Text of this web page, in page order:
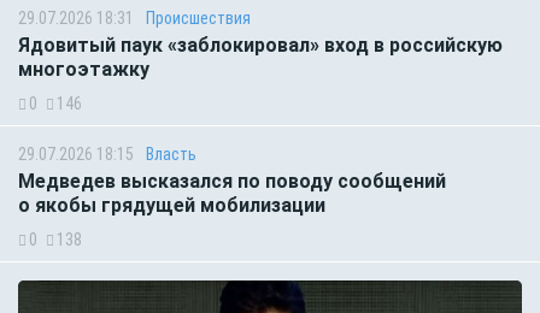
29.07.2026 18:31 Происшествия
Ядовитый паук «заблокировал» вход в российскую
многоэтажку
0 146
29.07.2026 18:15 Власть
Медведев высказался по поводу сообщений
о якобы грядущей мобилизации
0 138